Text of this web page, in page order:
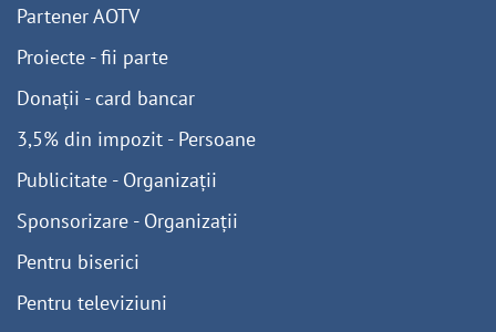
Partener AOTV
Proiecte - fii parte
Donații - card bancar
3,5% din impozit - Persoane
Publicitate - Organizații
Sponsorizare - Organizații
Pentru biserici
Pentru televiziuni